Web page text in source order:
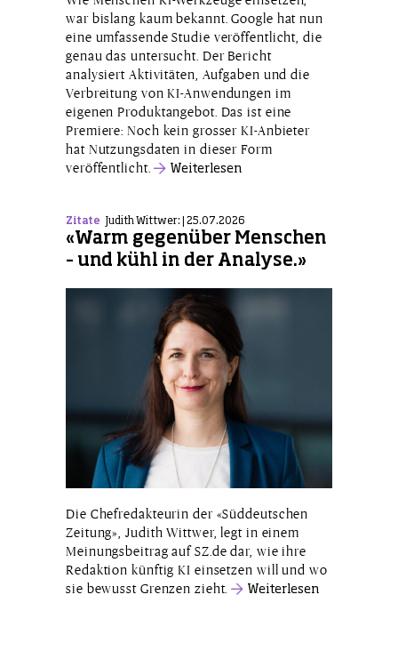
war bislang kaum bekannt. Google hat nun
eine umfassende Studie veröffentlicht, die
genau das untersucht. Der Bericht
analysiert Aktivitäten, Aufgaben und die
Verbreitung von KI-Anwendungen im
eigenen Produktangebot. Das ist eine
Premiere: Noch kein grosser KI-Anbieter
hat Nutzungsdaten in dieser Form
veröffentlicht.
Weiterlesen
Zitate Judith Wittwer: | 25.07.2026
«Warm gegenüber Menschen
– und kühl in der Analyse.»
Die Chefredakteurin der «Süddeutschen
Zeitung», Judith Wittwer, legt in einem
Meinungsbeitrag auf SZ.de dar, wie ihre
Redaktion künftig KI einsetzen will und wo
sie bewusst Grenzen zieht.
Weiterlesen